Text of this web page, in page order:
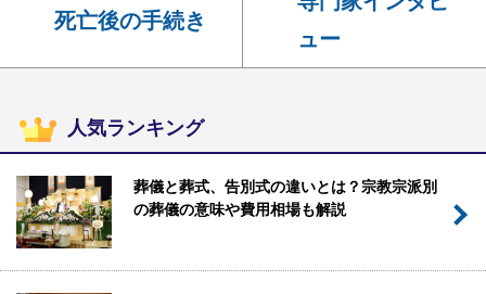
死亡後の手続き
ュー
人気ランキング
葬儀と葬式、告別式の違いとは？宗教宗派別
の葬儀の意味や費用相場も解説